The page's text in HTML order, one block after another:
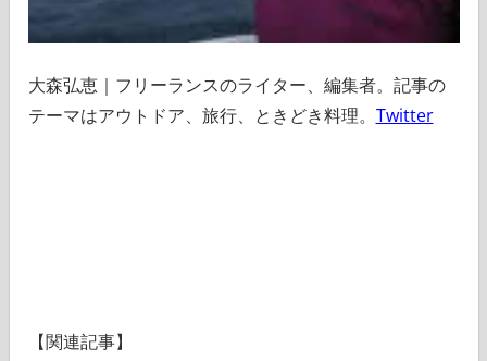
大森弘恵｜フリーランスのライター、編集者。記事の
テーマはアウトドア、旅行、ときどき料理。 Twitter
【関連記事】